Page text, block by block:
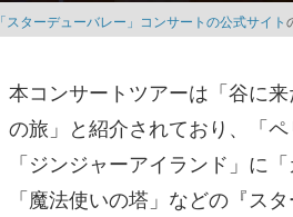
「スターデューバレー」コンサートの公式サイト
本コンサートツアーは「谷に
の旅」と紹介されており、「
「ジンジャーアイランド」に
「魔法使いの塔」などの『ス